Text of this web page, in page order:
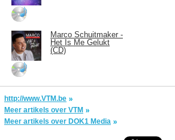
Marco Schuitmaker -
Het Is Me Gelukt
(CD)
http://www.VTM.be
Meer artikels over VTM
Meer artikels over DOK1 Media